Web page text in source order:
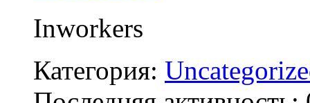
Inworkers
Категория: